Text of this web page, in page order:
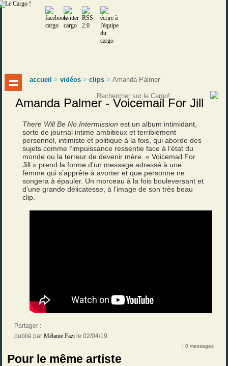
accueil >vidéos >clips >Amanda Palmer
Amanda Palmer - Voicemail For Jill
There Will Be No Intermission est un album intimidant,
sorte de journal intime ambitieux et terriblement
personnel, intimiste et politique à la fois, qui aborde des
sujets comme l’impuissance ressentie face à l’état du
monde ou la terreur de devenir mère. « Voicemail For
Jill » prend la forme d’un message adressé à une
femme qui s’apprête à avorter et que personne ne
songera à épauler. Un morceau à la fois bouleversant et
d’une grande délicatesse, à l’image de son très beau
clip.
Partager :
publié par Mélanie Fazi le 02/04/19
| 0 messages
Pour le même artiste